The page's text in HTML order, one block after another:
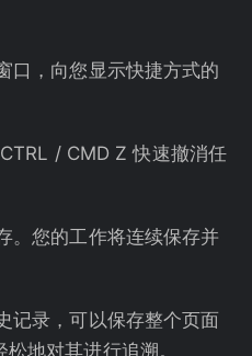
口，向您显示快捷方式的
/ CMD Z 快速撤消任
。您的工作将连续保存并
记录，可以保存整个页面
地对其进行追溯。